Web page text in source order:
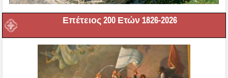
Επέτειος 200 Ετών 1826-2026